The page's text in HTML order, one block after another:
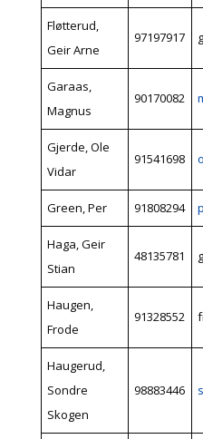
Fløtterud,
Geir Arne
97197917
Garaas,
Magnus
90170082
Gjerde, Ole
Vidar
91541698
Green, Per 91808294
Haga, Geir
Stian
48135781
Haugen,
Frode
91328552
Haugerud,
Sondre
Skogen
98883446